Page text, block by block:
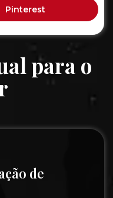
Pinterest
para o
de